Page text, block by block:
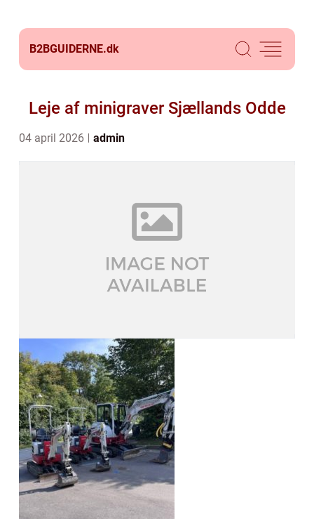
B2BGUIDERNE.dk
Leje af minigraver Sjællands Odde
04 april 2026 admin